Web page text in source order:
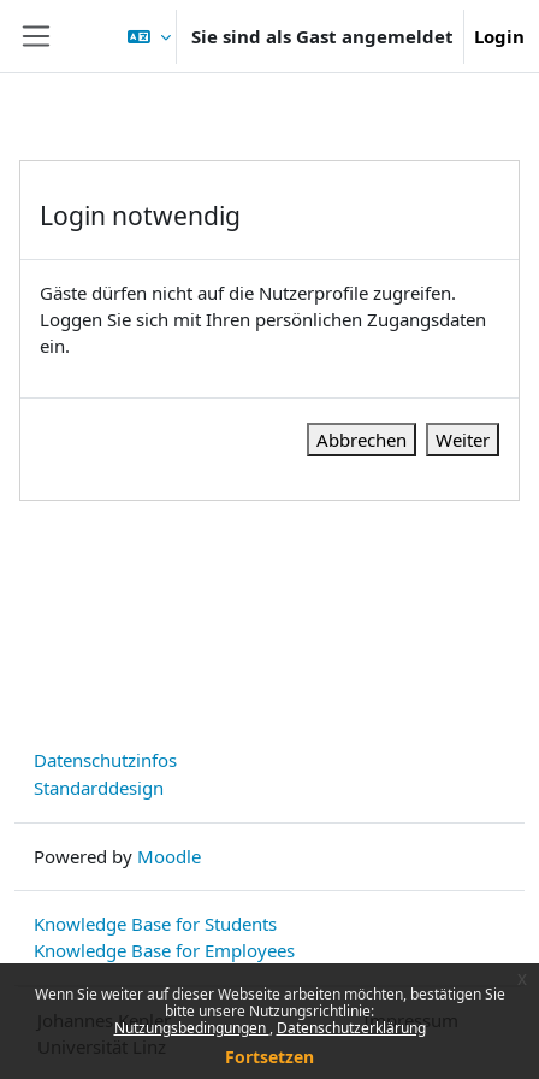
Wenn Sie weiter auf dieser Webseite arbeiten möchten, bestätigen Sie
bitte unsere Nutzungsrichtlinie:
Nutzungsbedingungen Datenschutzerklärung
Fortsetzen
Website-Übersicht
Sie sind als Gast angemeldet Login
Login notwendig
Gäste dürfen nicht auf die Nutzerprofile zugreifen.
Loggen Sie sich mit Ihren persönlichen Zugangsdaten
ein.
Abbrechen Weiter
Datenschutzinfos
Standarddesign
Powered by Moodle
Knowledge Base for Students
Knowledge Base for Employees
Johannes Kepler
Impressum